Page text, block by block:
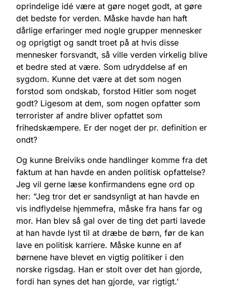
oprindelige idé være at gøre noget godt, at gøre
det bedste for verden. Måske havde han haft
dårlige erfaringer med nogle grupper mennesker
og oprigtigt og sandt troet på at hvis disse
mennesker forsvandt, så ville verden virkelig blive
et bedre sted at være. Som udryddelse af en
sygdom. Kunne det være at det som nogen
forstod som ondskab, forstod Hitler som noget
godt? Ligesom at dem, som nogen opfatter som
terrorister af andre bliver opfattet som
frihedskæmpere. Er der noget der pr. definition er
ondt?
Og kunne Breiviks onde handlinger komme fra det
faktum at han havde en anden politisk opfattelse?
Jeg vil gerne læse konfirmandens egne ord op
her: ”Jeg tror det er sandsynligt at han havde en
vis indflydelse hjemmefra, måske fra hans far og
mor. Han blev så gal over de ting det parti lavede
at han havde lyst til at dræbe de børn, før de kan
lave en politisk karriere. Måske kunne en af
børnene have blevet en vigtig politiker i den
norske rigsdag. Han er stolt over det han gjorde,
fordi han synes det han gjorde, var rigtigt.’